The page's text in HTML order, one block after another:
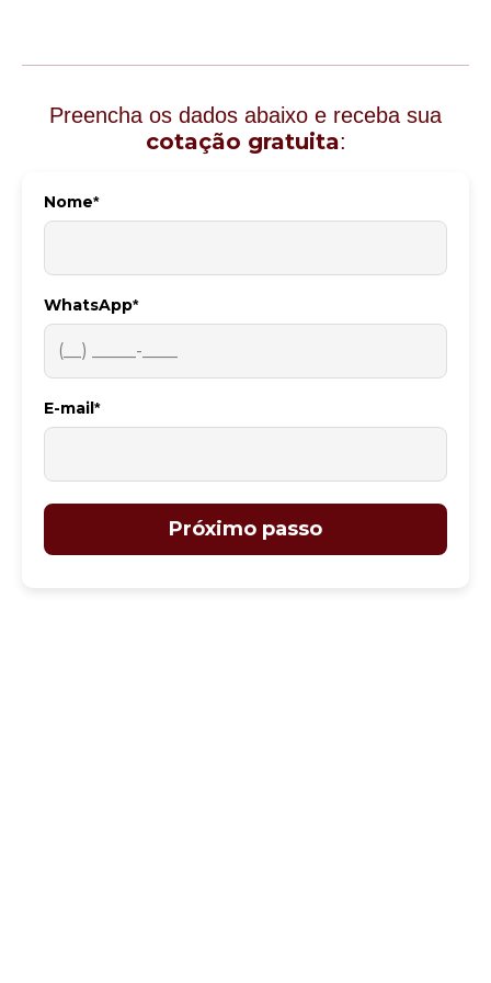
Preencha os dados abaixo e receba sua
cotação gratuita:
Nome*
WhatsApp*
E-mail*
Próximo passo